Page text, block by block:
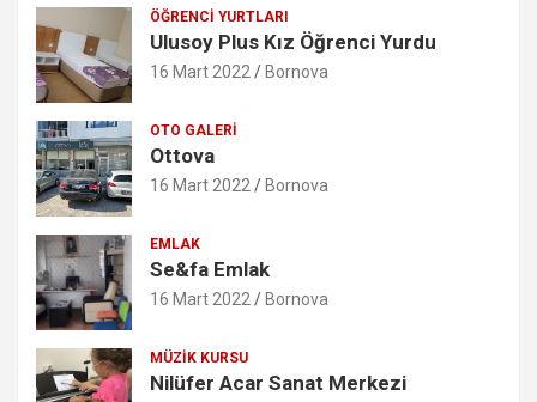
ÖĞRENCI YURTLARI
Ulusoy Plus Kız Öğrenci Yurdu
16 Mart 2022 Bornova
OTO GALERI
Ottova
16 Mart 2022 Bornova
EMLAK
Se&fa Emlak
16 Mart 2022 Bornova
MÜZIK KURSU
Nilüfer Acar Sanat Merkezi